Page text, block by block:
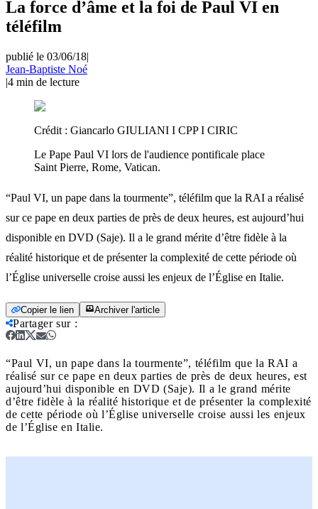
La force d’âme et la foi de Paul VI en
téléfilm
publié le 03/06/18|
Jean-Baptiste Noé
|4 min de lecture
Crédit : Giancarlo GIULIANI I CPP I CIRIC
Le Pape Paul VI lors de l'audience pontificale place
Saint Pierre, Rome, Vatican.
“Paul VI, un pape dans la tourmente”, téléfilm que la RAI a réalisé
sur ce pape en deux parties de près de deux heures, est aujourd’hui
disponible en DVD (Saje). Il a le grand mérite d’être fidèle à la
réalité historique et de présenter la complexité de cette période où
l’Église universelle croise aussi les enjeux de l’Église en Italie.
Copier le lien Archiver l'article
Partager sur:
“Paul VI, un pape dans la tourmente”, téléfilm que la RAI a
réalisé sur ce pape en deux parties de près de deux heures, est
aujourd’hui disponible en DVD (Saje). Il a le grand mérite
d’être fidèle à la réalité historique et de présenter la complexité
de cette période où l’Église universelle croise aussi les enjeux
de l’Église en Italie.